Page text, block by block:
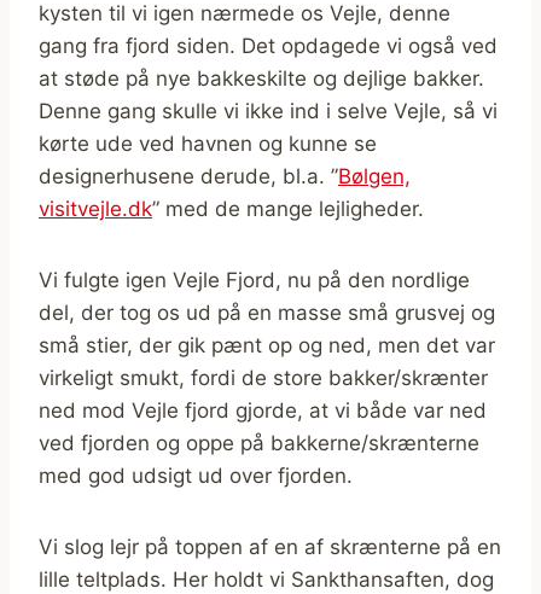
kysten til vi igen nærmede os Vejle, denne
gang fra fjord siden. Det opdagede vi også ved
at støde på nye bakkeskilte og dejlige bakker.
Denne gang skulle vi ikke ind i selve Vejle, så vi
kørte ude ved havnen og kunne se
designerhusene derude, bl.a. ”Bølgen,
visitvejle.dk” med de mange lejligheder.
Vi fulgte igen Vejle Fjord, nu på den nordlige
del, der tog os ud på en masse små grusvej og
små stier, der gik pænt op og ned, men det var
virkeligt smukt, fordi de store bakker/skrænter
ned mod Vejle fjord gjorde, at vi både var ned
ved fjorden og oppe på bakkerne/skrænterne
med god udsigt ud over fjorden.
Vi slog lejr på toppen af en af skrænterne på en
lille teltplads. Her holdt vi Sankthansaften, dog